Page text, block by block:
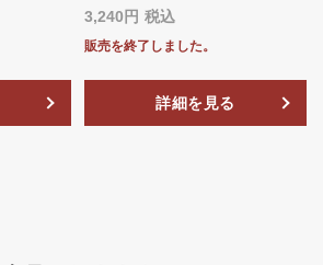
3,240 税込
販売を終了しました。
詳細を見る